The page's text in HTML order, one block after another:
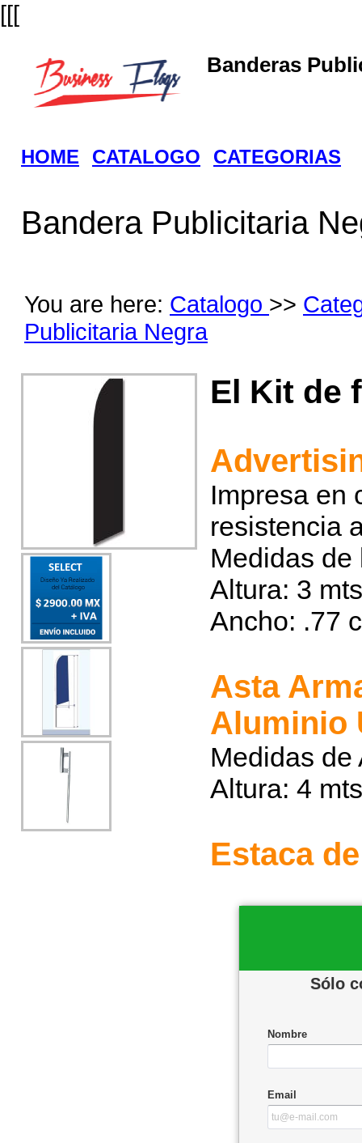
[[[
Banderas
HOME CATALOGO CATEGORIAS
Bandera Publicitaria
You are here: Catalogo >>
Publicitaria Negra
El Kit de
Impresa en
resistencia
Medidas de
Altura: 3
Ancho: .77
Asta
Aluminio
Medidas de
Altura: 4
Estaca